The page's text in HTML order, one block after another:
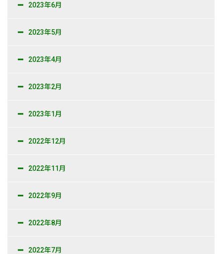
2023年6月
2023年5月
2023年4月
2023年2月
2023年1月
2022年12月
2022年11月
2022年9月
2022年8月
2022年7月